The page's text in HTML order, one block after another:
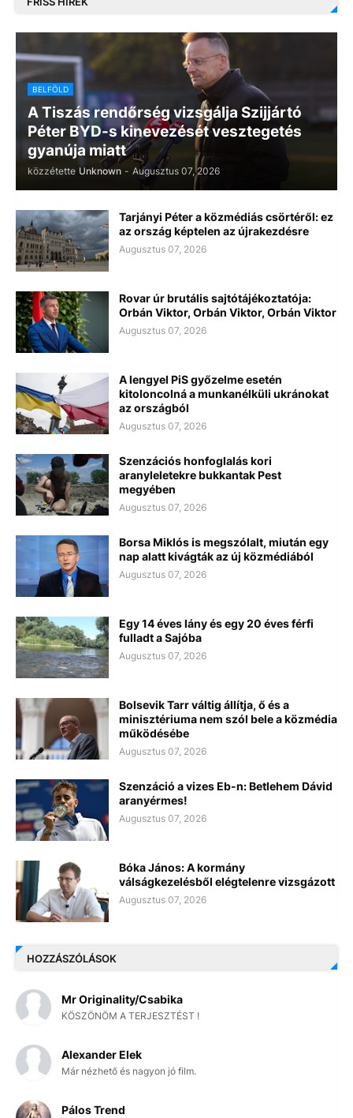
BELFÖLD
A Tiszás rendőrség vizsgálja Szijjártó
Péter BYD-s kinevezését vesztegetés
gyanúja miatt
közzétette Unknown - Augusztus 07, 2026
Tarjányi Péter a közmédiás csörtéről: ez
az ország képtelen az újrakezdésre
Augusztus 07, 2026
Rovar úr brutális sajtótájékoztatója:
Orbán Viktor, Orbán Viktor, Orbán Viktor
Augusztus 07, 2026
A lengyel PiS győzelme esetén
kitoloncolná a munkanélküli ukránokat
az országból
Augusztus 07, 2026
Szenzációs honfoglalás kori
aranyleletekre bukkantak Pest
megyében
Augusztus 07, 2026
Borsa Miklós is megszólalt, miután egy
nap alatt kivágták az új közmédiából
Augusztus 07, 2026
Egy 14 éves lány és egy 20 éves férfi
fulladt a Sajóba
Augusztus 07, 2026
Bolsevik Tarr váltig állítja, ő és a
minisztériuma nem szól bele a közmédia
működésébe
Augusztus 07, 2026
Szenzáció a vizes Eb-n: Betlehem Dávid
aranyérmes!
Augusztus 07, 2026
Bóka János: A kormány
válságkezelésből elégtelenre vizsgázott
Augusztus 07, 2026
HOZZÁSZÓLÁSOK
Mr Originality/Csabika
KÖSZÖNÖM A TERJESZTÉST !
Alexander Elek
Már nézhető és nagyon jó film.
Pálos Trend